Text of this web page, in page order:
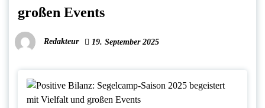
großen Events
Redakteur 19. September 2025